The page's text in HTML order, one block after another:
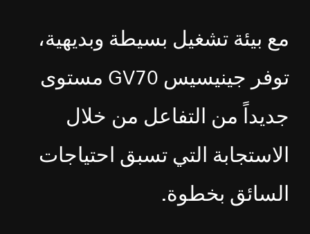
مع بيئة تشغيل بسيطة وبديهية،
توفر جينيسيس GV70 مستوى
جديداً من التفاعل من خلال
الاستجابة التي تسبق احتياجات
السائق بخطوة.